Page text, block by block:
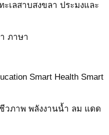
เลสาบสงขลา ประมงและ
ภาษา
Smart Health Smart
วภาพ พลังงานน้ำ ลม แดด